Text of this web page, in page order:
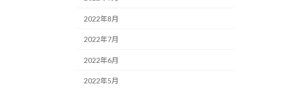
2022年8月
2022年7月
2022年6月
2022年5月